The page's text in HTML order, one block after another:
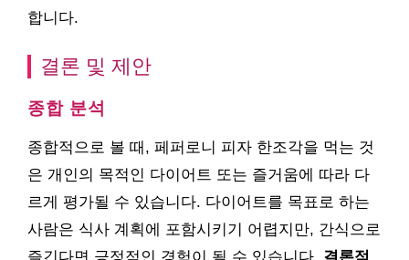
합니다.
결론 및 제안
종합 분석
종합적으로 볼 때, 페퍼로니 피자 한조각을 먹는 것
은 개인의 목적인 다이어트 또는 즐거움에 따라 다
르게 평가될 수 있습니다. 다이어트를 목표로 하는
사람은 식사 계획에 포함시키기 어렵지만, 간식으로